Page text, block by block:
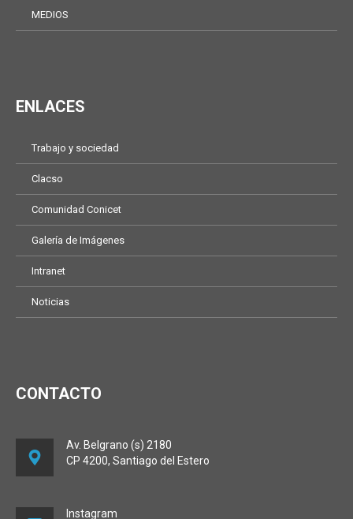
MEDIOS
ENLACES
Trabajo y sociedad
Clacso
Comunidad Conicet
Galería de Imágenes
Intranet
Noticias
CONTACTO
Av. Belgrano (s) 2180
CP 4200, Santiago del Estero
Instagram